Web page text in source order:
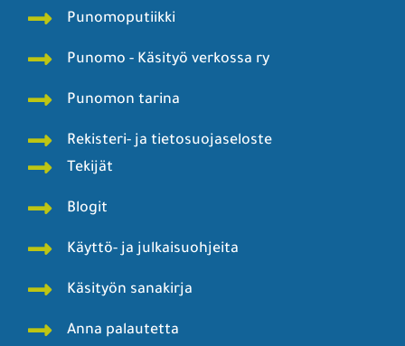
Punomoputiikki
Punomo - Käsityö verkossa ry
Punomon tarina
Rekisteri- ja tietosuojaseloste
Tekijät
Blogit
Käyttö- ja julkaisuohjeita
Käsityön sanakirja
Anna palautetta